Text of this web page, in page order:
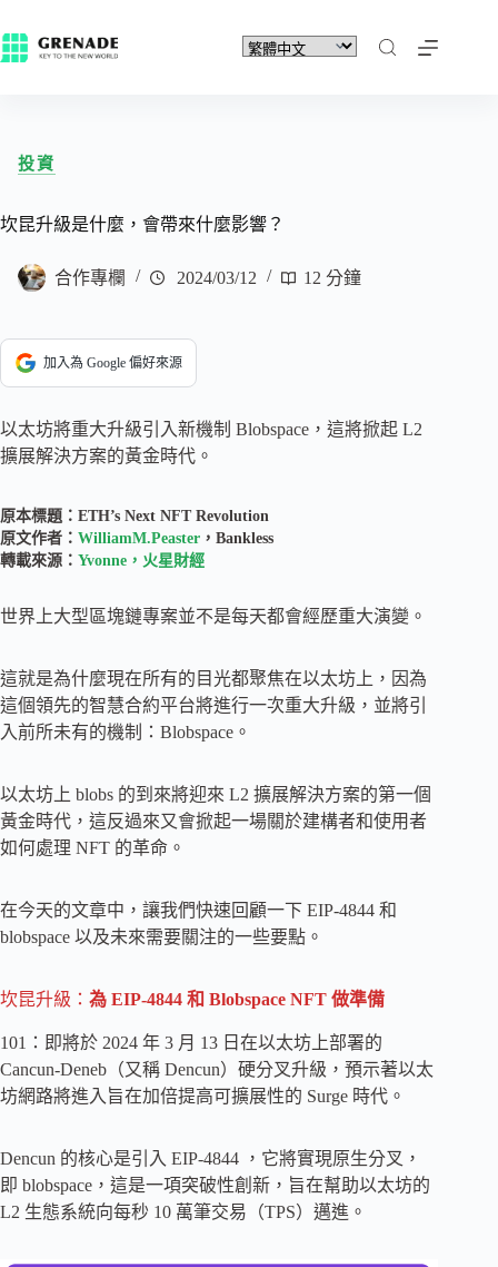
投資
坎昆升級是什麼，會帶來什麼影響？
合作專欄 2024/03/12 12 分鐘
加入為 Google 偏好來源
以太坊將重大升級引入新機制 Blobspace，這將掀起 L2
擴展解決方案的黃金時代。
原本標題：ETH’s Next NFT Revolution
原文作者： WilliamM.Peaster ，Bankless
轉載來源： Yvonne，火星財經
世界上大型區塊鏈專案並不是每天都會經歷重大演變。
這就是為什麼現在所有的目光都聚焦在以太坊上，因為
這個領先的智慧合約平台將進行一次重大升級，並將引
入前所未有的機制：Blobspace。
以太坊上 blobs 的到來將迎來 L2 擴展解決方案的第一個
黃金時代，這反過來又會掀起一場關於建構者和使用者
如何處理 NFT 的革命。
在今天的文章中，讓我們快速回顧一下 EIP-4844 和
blobspace 以及未來需要關注的一些要點。
坎昆升級： 為 EIP-4844 和 Blobspace NFT 做準備
101：即將於 2024 年 3 月 13 日在以太坊上部署的
Cancun-Deneb（又稱 Dencun）硬分叉升級，預示著以太
坊網路將進入旨在加倍提高可擴展性的 Surge 時代。
Dencun 的核心是引入 EIP-4844 ，它將實現原生分叉，
即 blobspace，這是一項突破性創新，旨在幫助以太坊的
L2 生態系統向每秒 10 萬筆交易（TPS）邁進。